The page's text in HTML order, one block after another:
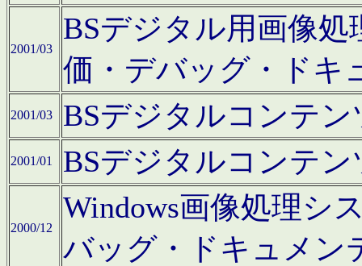
2001/03
BSデジタル用画像
価・デバッグ・ドキ
2001/03 BSデジタルコンテ
2001/01 BSデジタルコンテ
2000/12
Windows画像処理シ
バッグ・ドキュメン